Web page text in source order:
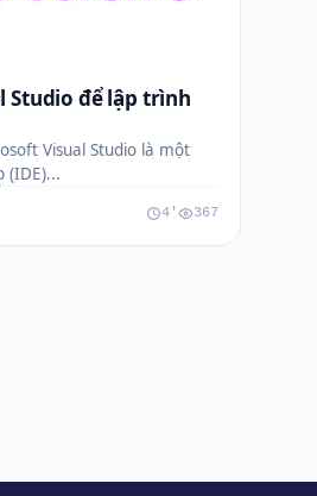
Studio để lập trình
Visual Studio là một
(IDE)...
4' 367